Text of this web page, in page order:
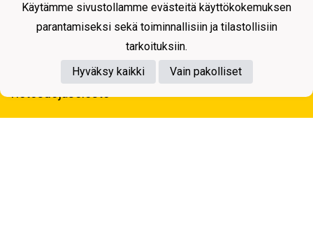
Käytämme sivustollamme evästeitä käyttökokemuksen
parantamiseksi sekä toiminnallisiin ja tilastollisiin
tarkoituksiin.
Hyväksy kaikki
Vain pakolliset